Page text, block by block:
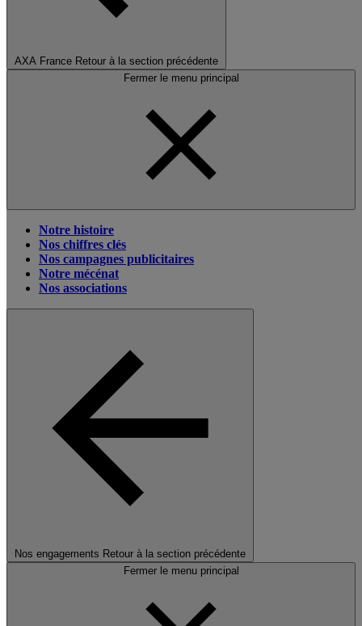
AXA France Retour à la section précédente
Fermer le menu principal
Notre histoire
Nos chiffres clés
Nos campagnes publicitaires
Notre mécénat
Nos associations
Nos engagements Retour à la section précédente
Fermer le menu principal